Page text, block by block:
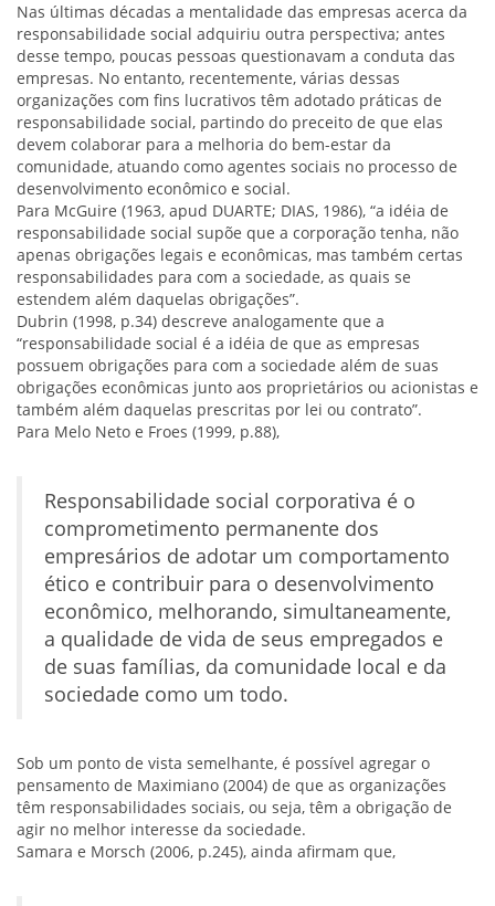
Nas últimas décadas a mentalidade das empresas acerca da
responsabilidade social adquiriu outra perspectiva; antes
desse tempo, poucas pessoas questionavam a conduta das
empresas. No entanto, recentemente, várias dessas
organizações com fins lucrativos têm adotado práticas de
responsabilidade social, partindo do preceito de que elas
devem colaborar para a melhoria do bem-estar da
comunidade, atuando como agentes sociais no processo de
desenvolvimento econômico e social.
Para McGuire (1963, apud DUARTE; DIAS, 1986), “a idéia de
responsabilidade social supõe que a corporação tenha, não
apenas obrigações legais e econômicas, mas também certas
responsabilidades para com a sociedade, as quais se
estendem além daquelas obrigações”.
Dubrin (1998, p.34) descreve analogamente que a
“responsabilidade social é a idéia de que as empresas
possuem obrigações para com a sociedade além de suas
obrigações econômicas junto aos proprietários ou acionistas e
também além daquelas prescritas por lei ou contrato”.
Para Melo Neto e Froes (1999, p.88),
Responsabilidade social corporativa é o
comprometimento permanente dos
empresários de adotar um comportamento
ético e contribuir para o desenvolvimento
econômico, melhorando, simultaneamente,
a qualidade de vida de seus empregados e
de suas famílias, da comunidade local e da
sociedade como um todo.
Sob um ponto de vista semelhante, é possível agregar o
pensamento de Maximiano (2004) de que as organizações
têm responsabilidades sociais, ou seja, têm a obrigação de
agir no melhor interesse da sociedade.
Samara e Morsch (2006, p.245), ainda afirmam que,